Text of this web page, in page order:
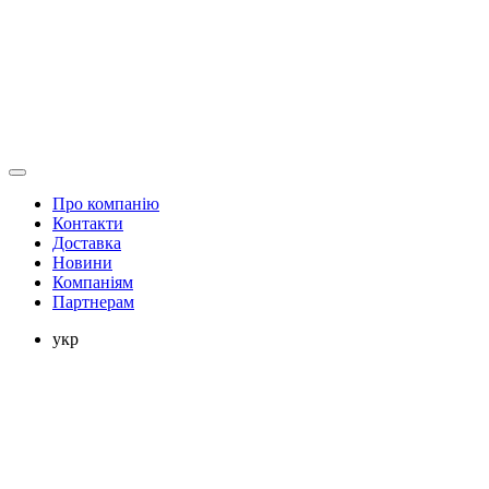
Про компанію
Контакти
Доставка
Новини
Компаніям
Партнерам
укр